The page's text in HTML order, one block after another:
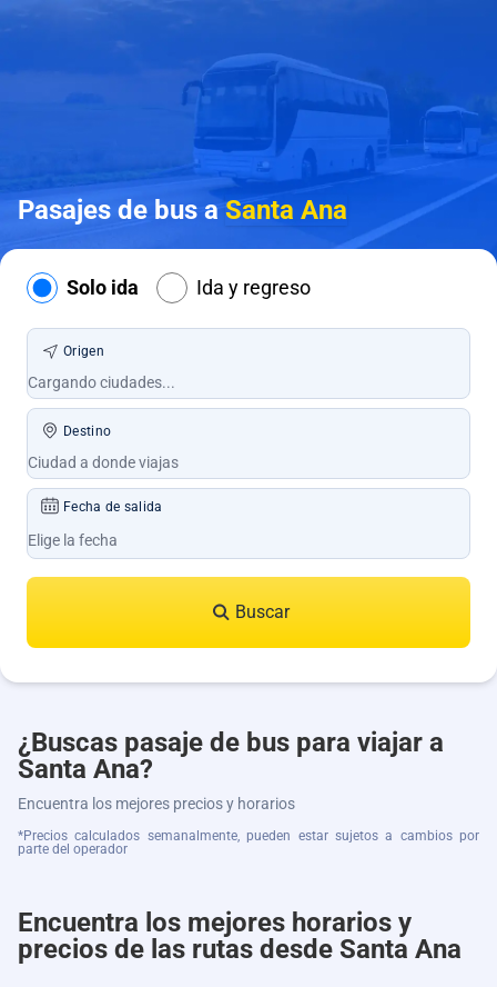
Pasajes de bus aSanta Ana
Solo ida Ida y regreso
Origen
Destino
Fecha de salida
Buscar
¿Buscas pasaje de bus para viajar a
Santa Ana?
Encuentra los mejores precios y horarios
*Precios calculados semanalmente, pueden estar sujetos a cambios por
parte del operador
Encuentra los mejores horarios y
precios de las rutas desde Santa Ana